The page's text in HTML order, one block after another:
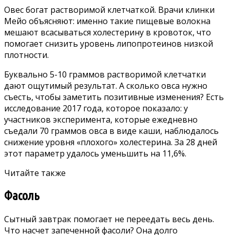
Овес богат растворимой клетчаткой. Врачи клинки
Мейо объясняют: именно такие пищевые волокна
мешают всасываться холестерину в кровоток, что
помогает снизить уровень липопротеинов низкой
плотности.
Буквально 5-10 граммов растворимой клетчатки
дают ощутимый результат. А сколько овса нужно
съесть, чтобы заметить позитивные изменения? Есть
исследование 2017 года, которое показало: у
участников эксперимента, которые ежедневно
съедали 70 граммов овса в виде каши, наблюдалось
снижение уровня «плохого» холестерина. За 28 дней
этот параметр удалось уменьшить на 11,6%.
Читайте также
Фасоль
Сытный завтрак помогает не переедать весь день.
Что насчет запеченной фасоли? Она долго